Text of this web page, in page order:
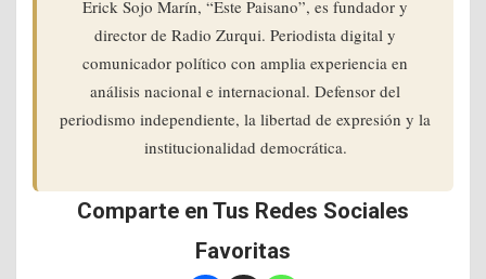
Erick Sojo Marín, “Este Paisano”, es fundador y
director de Radio Zurqui. Periodista digital y
comunicador político con amplia experiencia en
análisis nacional e internacional. Defensor del
periodismo independiente, la libertad de expresión y la
institucionalidad democrática.
Comparte en Tus Redes Sociales
Favoritas